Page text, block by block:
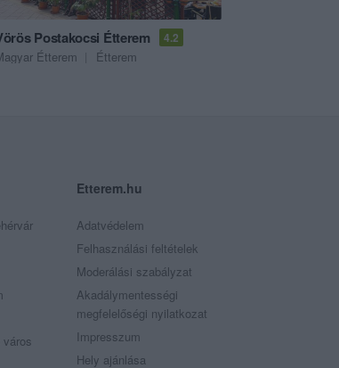
Postakocsi Étterem 4.2
Étterem Étterem
város
Etterem.hu
Adatvédelem
Felhasználási feltételek
Moderálási szabályzat
Akadálymentességi
megfelelőségi nyilatkozat
Impresszum
Hely ajánlása